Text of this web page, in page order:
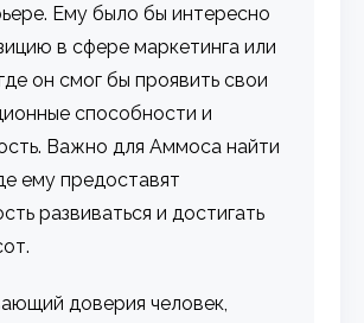
Ему было бы интересно
в сфере маркетинга или
он смог бы проявить свои
способности и
Важно для Аммоса найти
ему предоставят
развиваться и достигать
доверия человек,